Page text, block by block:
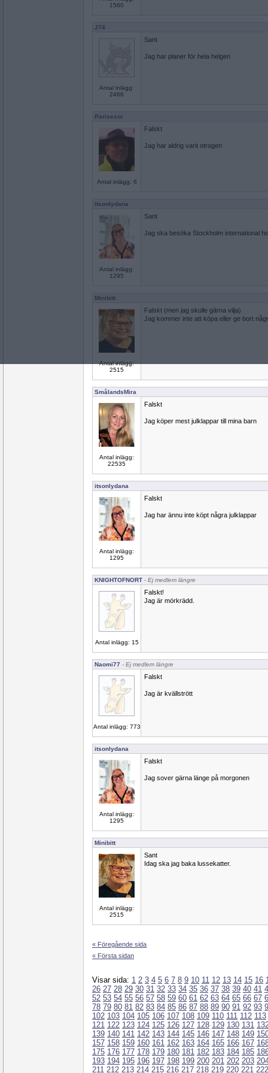
1560
J74
Antal inlägg:
2466
Sant
Jag har planer för hela helgen
Parisexor
Antal inlägg: 6
Falskt
Jag har aldrig varit otrogen
itsonlydana
Antal inlägg:
1295
Sant
Jag ska besöka Stockholm international
Minibitt
Antal inlägg:
2515
Falskt (men jag skulle gärna vilja)
Jag kommer inte att köpa eller ge bort
SmålandsMira
Antal inlägg:
22535
Falskt
Jag köper mest julklappar till mina barn
itsonlydana
Antal inlägg:
1295
Falskt
Jag har ännu inte köpt några julklappar
KNIGHTOFNORT - Ej medlem längre
Antal inlägg: 15
Falskt!
Jag är mörkrädd.
Naomi77 - Ej medlem längre
Antal inlägg: 773
Falskt
Jag är kvällstrött
itsonlydana
Antal inlägg:
1295
Falskt
Jag sover gärna länge på morgonen
Minibitt
Antal inlägg:
2515
Sant
Idag ska jag baka lussekatter.
« Föregående sida
« Första sidan
Visar sida: 1 2 3 4 5 6 7 8 9 10 11 12 13 14 15 16
26 27 28 29 30 31 32 33 34 35 36 37 38 39 40 41
52 53 54 55 56 57 58 59 60 61 62 63 64 65 66 67
78 79 80 81 82 83 84 85 86 87 88 89 90 91 92 93
102 103 104 105 106 107 108 109 110 111 112 113
121 122 123 124 125 126 127 128 129 130 131
139 140 141 142 143 144 145 146 147 148 149
157 158 159 160 161 162 163 164 165 166 167
175 176 177 178 179 180 181 182 183 184 185
193 194 195 196 197 198 199 200 201 202 203
211 212 213 214 215 216 217 218 219 220 221 222